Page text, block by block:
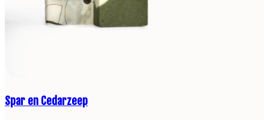
Spar en Cedarzeep